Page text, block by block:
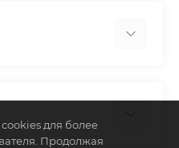
для более
Продолжая